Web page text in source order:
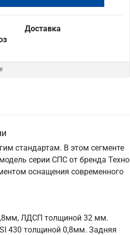
Доставка
стандартам. В этом сегменте
серии СПС от бренда Техно
оснащения современного
ЛДСП толщиной 32 мм.
430 толщиной 0,8мм. Задняя